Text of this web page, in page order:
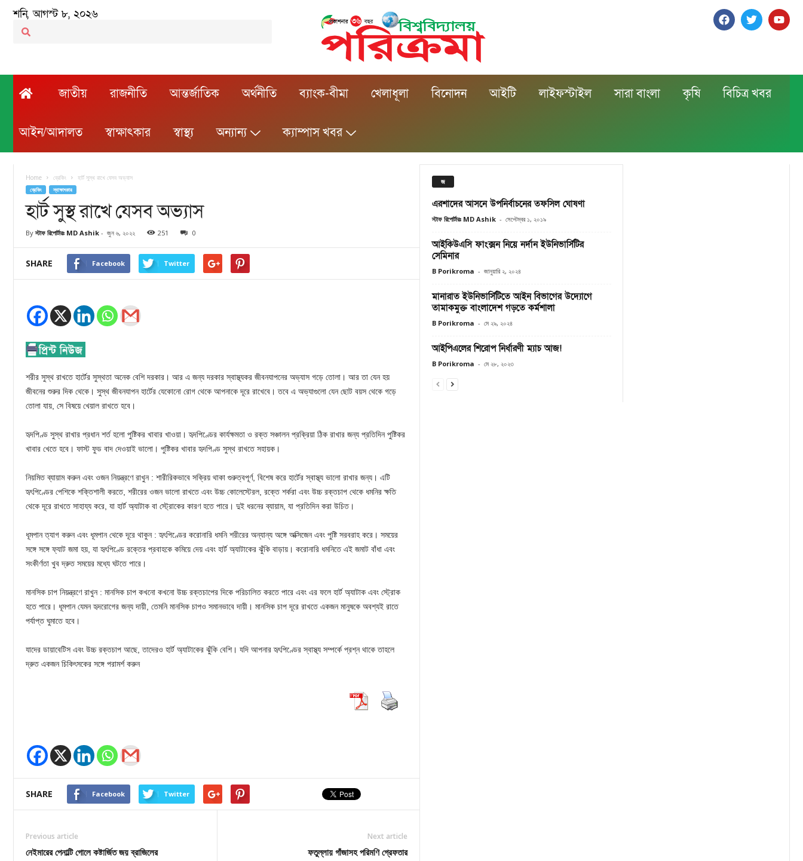
শনি, আগস্ট ৮, ২০২৬
জাতীয় রাজনীতি আন্তর্জাতিক অর্থনীতি ব্যাংক-বীমা খেলাধূলা বিনোদন আইটি লাইফস্টাইল সারা বাংলা কৃষি বিচিত্র খবর
আইন/আদালত স্বাক্ষাৎকার স্বাস্থ্য অন্যান্য ক্যাম্পাস খবর
Home ব্রেকিং হার্ট সুস্থ রাখে যেসব অভ্যাস
ব্রেকিং স্বাক্ষাৎকার
হার্ট সুস্থ রাখে যেসব অভ্যাস
By স্টাফ রিপোর্টারঃ MD Ashik - জুন ৬, ২০২২ 251 0
SHARE Facebook Twitter
শরীর সুস্থ রাখতে হার্টের সুস্থতা অনেক বেশি দরকার। আর এ জন্য দরকার স্বাস্থ্যকর জীবনযাপনের অভ্যাস গড়ে তোলা। আর তা যেন হয়
জীবনের শুরুর দিক থেকে। সুস্থ জীবনযাপন হার্টের যেকোনো রোগ থেকে আপনাকে দূরে রাখেবে। তবে এ অভ্যাগুলো যেন ছোট বয়স থেকে গড়ে
তোলা যায়, সে বিষয়ে খেয়াল রাখতে হবে।
হৃদপিণ্ড সুস্থ রাখার প্রধান শর্ত হলো পুষ্টিকর খাবার খাওয়া। হৃদপিণ্ডের কার্যক্ষমতা ও রক্ত সঞ্চালন প্রক্রিয়া ঠিক রাখার জন্য প্রতিদিন পুষ্টিকর
খাবার খেতে হবে। ফাস্ট ফুড বাদ দেওয়াই ভালো। পুষ্টিকর খাবার হৃদপিণ্ড সুস্থ রাখতে সহায়ক।
নিয়মিত ব্যায়াম করুন এবং ওজন নিয়ন্ত্রণে রাখুন : শারীরিকভাবে সক্রিয় থাকা গুরুত্বপূর্ণ, বিশেষ করে হার্টের স্বাস্থ্য ভালো রাখার জন্য। এটি
হৃৎপিণ্ডের পেশিকে শক্তিশালী করতে, শরীরের ওজন ভালো রাখতে এবং উচ্চ কোলেস্টেরল, রক্তে শর্করা এবং উচ্চ রক্তচাপ থেকে ধমনির ক্ষতি
থেকে দূরে রাখতে সাহায্য করে, যা হার্ট অ্যাটাক বা স্ট্রোকের কারণ হতে পারে। দুই ধরনের ব্যায়াম, যা প্রতিদিন করা উচিত।
ধূমপান ত্যাগ করুন এবং ধূমপান থেকে দূরে থাকুন : হৃৎপিণ্ডের করোনারি ধমনি শরীরের অন্যান্য অঙ্গে অক্সিজেন এবং পুষ্টি সরবরাহ করে। সময়ের
সঙ্গে সঙ্গে ফ্যাট জমা হয়, যা হৃৎপিণ্ডে রক্তের প্রবাহকে কমিয়ে দেয় এবং হার্ট অ্যাটাকের ঝুঁকি বাড়ায়। করোনারি ধমনিতে এই জমাট বাঁধা এবং
সংকীর্ণতা খুব দ্রুত সময়ের মধ্যে ঘটতে পারে।
মানসিক চাপ নিয়ন্ত্রণে রাখুন : মানসিক চাপ কখনো কখনো উচ্চ রক্তচাপের দিকে পরিচালিত করতে পারে এবং এর ফলে হার্ট অ্যাটাক এবং স্ট্রোক
হতে পারে। ধূমপান যেমন হৃদরোগের জন্য দায়ী, তেমনি মানসিক চাপও সমানভাবে দায়ী। মানসিক চাপ দূরে রাখতে একজন মানুষকে অবশ্যই রাতে
পর্যাপ্ত ঘুমাতে হবে।
যাদের ডায়াবেটিস এবং উচ্চ রক্তচাপ আছে, তাদেরও হার্ট অ্যাটাকের ঝুঁকি বেশি। যদি আপনার হৃৎপিণ্ডের স্বাস্থ্য সম্পর্কে প্রশ্ন থাকে তাহলে
দ্রুত একজন চিকিৎসকের সঙ্গে পরামর্শ করুন
SHARE Facebook Twitter
Previous article
নেইমারের পেনাল্টি গোলে কষ্টার্জিত জয় ব্রাজিলের
Next article
ফতুল্লায় গাঁজাসহ পরিমণি গ্রেফতার
জ
এরশাদের আসনে উপনির্বাচনের তফসিল ঘোষণা
স্টাফ রিপোর্টারঃ MD Ashik - সেপ্টেম্বর ১, ২০১৯
আইকিউএসি ফাংক্সন নিয়ে নর্দান ইউনিভার্সিটির
সেমিনার
B Porikroma - জানুয়ারি ২, ২০২৪
মানারাত ইউনিভার্সিটিতে আইন বিভাগের উদ্যোগে
তামাকমুক্ত বাংলাদেশ গড়তে কর্মশালা
B Porikroma - মে ২৯, ২০২৪
আইপিএলের শিরোপ নির্ধারণী ম্যাচ আজ!
B Porikroma - মে ২৮, ২০২৩